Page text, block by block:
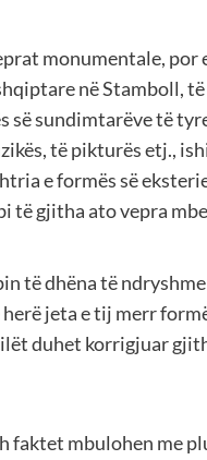
monumentale,
në Stamboll,
së sundimtarëve të
të pikturës etj.,
e formës së
të gjitha ato vepra
të dhëna të
jeta e tij merr
duhet korrigjuar
faktet mbulohen me